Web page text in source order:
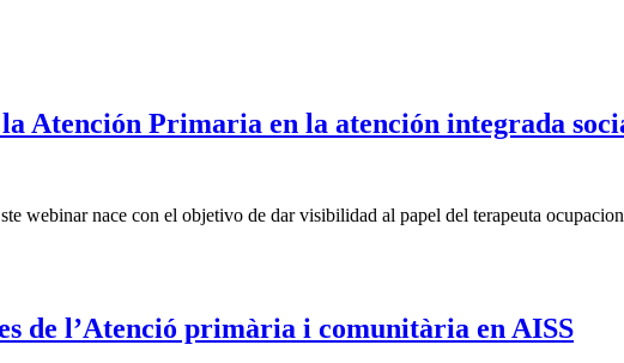
Atención Primaria en la atención integrada
webinar nace con el objetivo de dar visibilidad al papel del terapeuta
de l’Atenció primària i comunitària en AISS